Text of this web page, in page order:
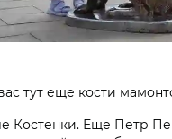
тут еще кости
Костенки. Еще Петр